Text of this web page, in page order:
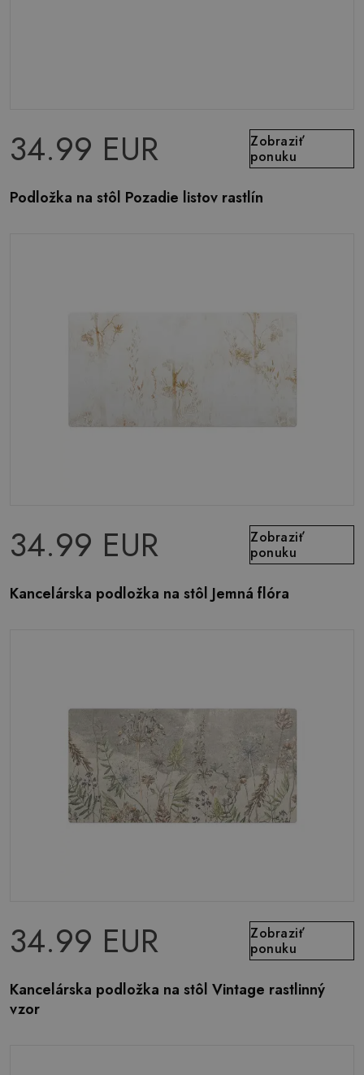
34.99 EUR
Zobraziť
ponuku
Podložka na stôl Pozadie listov rastlín
34.99 EUR
Zobraziť
ponuku
Kancelárska podložka na stôl Jemná flóra
34.99 EUR
Zobraziť
ponuku
Kancelárska podložka na stôl Vintage rastlinný
vzor